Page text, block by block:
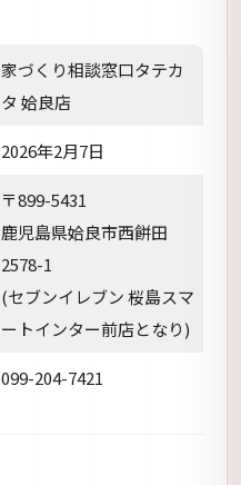
家づくり相談窓口タテカ
タ 姶良店
2026年2月7日
〒899-5431
鹿児島県姶良市西餅田
2578-1
(セブンイレブン 桜島スマ
ートインター前店となり)
099-204-7421